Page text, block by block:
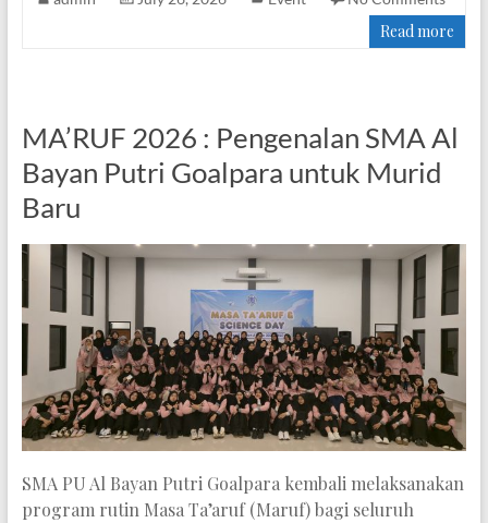
Read more
MA’RUF 2026 : Pengenalan SMA Al
Bayan Putri Goalpara untuk Murid
Baru
SMA PU Al Bayan Putri Goalpara kembali melaksanakan
program rutin Masa Ta’aruf (Maruf) bagi seluruh